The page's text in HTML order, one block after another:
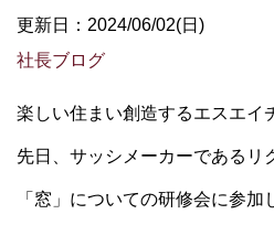
更新日：2024/06/02(日)
社長ブログ
楽しい住まい創造するエスエイ
先日、サッシメーカーであるリ
「窓」についての研修会に参加